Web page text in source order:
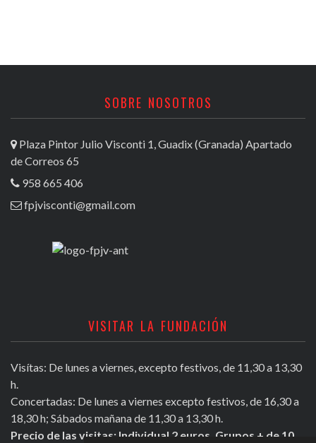
SOBRE NOSOTROS
Plaza Pintor Julio Visconti 1, Guadix (Granada) Apartado
de Correos 65
958 665 406
fpjvisconti@gmail.com
VISITAR LA FUNDACIÓN
Visítas: De lunes a viernes, excepto festivos, de 11,30 a 13,30
h.
Concertadas: De lunes a viernes excepto festivos, de 16,30 a
18,30 h; Sábados mañana de 11,30 a 13,30 h.
Precio de las visitas: Individual 2 euros. Grupos + de 10